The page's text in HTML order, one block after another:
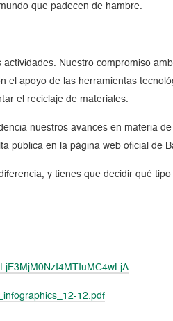
que padecen de hambre.
Nuestro compromiso
el apoyo de las herramientas
el reciclaje de materiales.
nuestros avances en materia
pública en la página web oficial de
y tienes que decidir qué tipo
12.pdf